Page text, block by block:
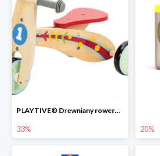
PLAYTIVE® Drewniany rowerek biegowy -33%
33% 20%